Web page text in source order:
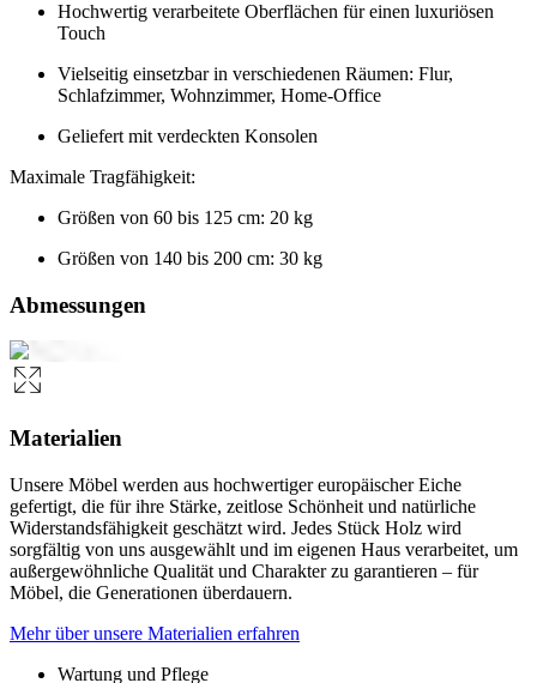
Hochwertig verarbeitete Oberflächen für einen luxuriösen
Touch
Vielseitig einsetzbar in verschiedenen Räumen: Flur,
Schlafzimmer, Wohnzimmer, Home-Office
Geliefert mit verdeckten Konsolen
Maximale Tragfähigkeit:
Größen von 60 bis 125 cm: 20 kg
Größen von 140 bis 200 cm: 30 kg
Abmessungen
Materialien
Unsere Möbel werden aus hochwertiger europäischer Eiche
gefertigt, die für ihre Stärke, zeitlose Schönheit und natürliche
Widerstandsfähigkeit geschätzt wird. Jedes Stück Holz wird
sorgfältig von uns ausgewählt und im eigenen Haus verarbeitet, um
außergewöhnliche Qualität und Charakter zu garantieren – für
Möbel, die Generationen überdauern.
Mehr über unsere Materialien erfahren
Wartung und Pflege